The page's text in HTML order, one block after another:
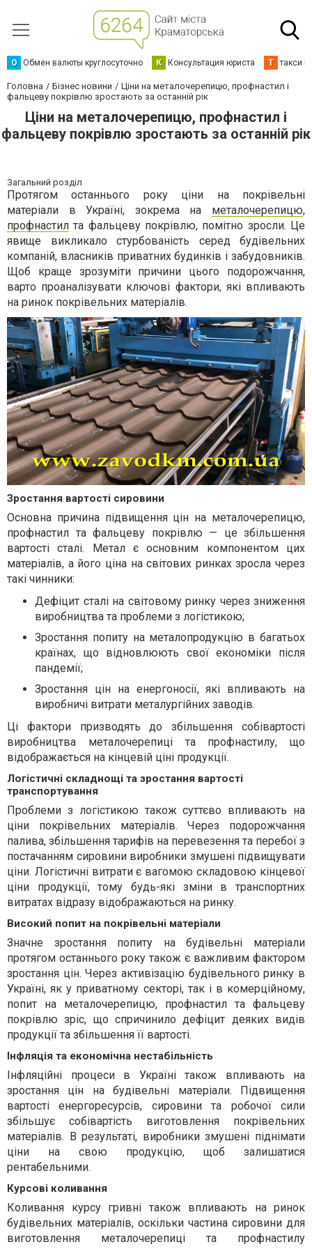
О Обмен валюты круглосуточно К Консультация юриста Т такси
Головна Бізнес новини
Ціни на металочерепицю, профнастил і
фальцеву покрівлю зростають за останній рік
Ціни на металочерепицю, профнастил і
фальцеву покрівлю зростають за останній рік
Загальний розділ
Протягом останнього року ціни на покрівельні
матеріали в Україні, зокрема на металочерепицю,
профнастил та фальцеву покрівлю, помітно зросли. Це
явище викликало стурбованість серед будівельних
компаній, власників приватних будинків і забудовників.
Щоб краще зрозуміти причини цього подорожчання,
варто проаналізувати ключові фактори, які впливають
на ринок покрівельних матеріалів.
Зростання вартості сировини
Основна причина підвищення цін на металочерепицю,
профнастил та фальцеву покрівлю — це збільшення
вартості сталі. Метал є основним компонентом цих
матеріалів, а його ціна на світових ринках зросла через
такі чинники:
Дефіцит сталі на світовому ринку через зниження
виробництва та проблеми з логістикою;
Зростання попиту на металопродукцію в багатьох
країнах, що відновлюють свої економіки після
пандемії;
Зростання цін на енергоносії, які впливають на
виробничі витрати металургійних заводів.
Ці фактори призводять до збільшення собівартості
виробництва металочерепиці та профнастилу, що
відображається на кінцевій ціні продукції.
Логістичні складнощі та зростання вартості
транспортування
Проблеми з логістикою також суттєво впливають на
ціни покрівельних матеріалів. Через подорожчання
палива, збільшення тарифів на перевезення та перебої з
постачанням сировини виробники змушені підвищувати
ціни. Логістичні витрати є вагомою складовою кінцевої
ціни продукції, тому будь-які зміни в транспортних
витратах відразу відображаються на ринку.
Високий попит на покрівельні матеріали
Значне зростання попиту на будівельні матеріали
протягом останнього року також є важливим фактором
зростання цін. Через активізацію будівельного ринку в
Україні, як у приватному секторі, так і в комерційному,
попит на металочерепицю, профнастил та фальцеву
покрівлю зріс, що спричинило дефіцит деяких видів
продукції та збільшення її вартості.
Інфляція та економічна нестабільність
Інфляційні процеси в Україні також впливають на
зростання цін на будівельні матеріали. Підвищення
вартості енергоресурсів, сировини та робочої сили
збільшує собівартість виготовлення покрівельних
матеріалів. В результаті, виробники змушені піднімати
ціни на свою продукцію, щоб залишатися
рентабельними.
Курсові коливання
Коливання курсу гривні також впливають на ринок
будівельних матеріалів, оскільки частина сировини для
виготовлення металочерепиці та профнастилу